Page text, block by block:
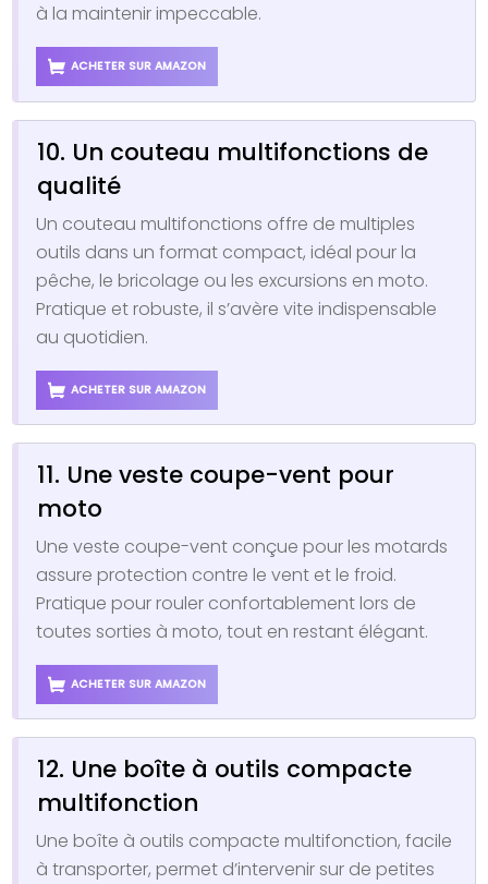
à la maintenir impeccable.
ACHETER SUR AMAZON
10. Un couteau multifonctions de
qualité
Un couteau multifonctions offre de multiples
outils dans un format compact, idéal pour la
pêche, le bricolage ou les excursions en moto.
Pratique et robuste, il s’avère vite indispensable
au quotidien.
ACHETER SUR AMAZON
11. Une veste coupe-vent pour
moto
Une veste coupe-vent conçue pour les motards
assure protection contre le vent et le froid.
Pratique pour rouler confortablement lors de
toutes sorties à moto, tout en restant élégant.
ACHETER SUR AMAZON
12. Une boîte à outils compacte
multifonction
Une boîte à outils compacte multifonction, facile
à transporter, permet d’intervenir sur de petites